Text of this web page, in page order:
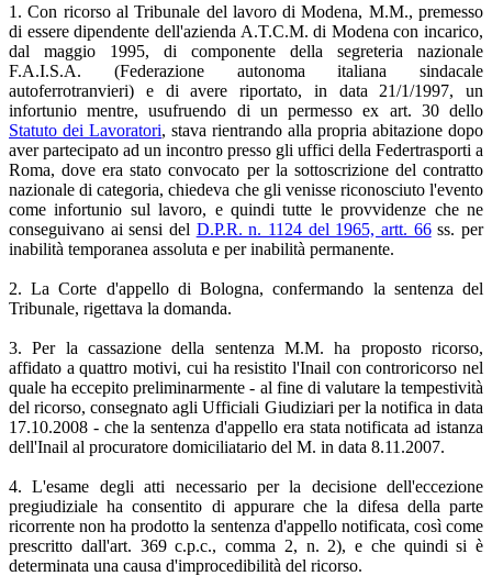
1. Con ricorso al Tribunale del lavoro di Modena, M.M., premesso
di essere dipendente dell'azienda A.T.C.M. di Modena con incarico,
dal maggio 1995, di componente della segreteria nazionale
F.A.I.S.A. (Federazione autonoma italiana sindacale
autoferrotranvieri) e di avere riportato, in data 21/1/1997, un
infortunio mentre, usufruendo di un permesso ex art. 30 dello
Statuto dei Lavoratori, stava rientrando alla propria abitazione dopo
aver partecipato ad un incontro presso gli uffici della Federtrasporti a
Roma, dove era stato convocato per la sottoscrizione del contratto
nazionale di categoria, chiedeva che gli venisse riconosciuto l'evento
come infortunio sul lavoro, e quindi tutte le provvidenze che ne
conseguivano ai sensi del D.P.R. n. 1124 del 1965, artt. 66ss. per
inabilità temporanea assoluta e per inabilità permanente.
2. La Corte d'appello di Bologna, confermando la sentenza del
Tribunale, rigettava la domanda.
3. Per la cassazione della sentenza M.M. ha proposto ricorso,
affidato a quattro motivi, cui ha resistito l'Inail con controricorso nel
quale ha eccepito preliminarmente - al fine di valutare la tempestività
del ricorso, consegnato agli Ufficiali Giudiziari per la notifica in data
17.10.2008 - che la sentenza d'appello era stata notificata ad istanza
dell'Inail al procuratore domiciliatario del M. in data 8.11.2007.
4. L'esame degli atti necessario per la decisione dell'eccezione
pregiudiziale ha consentito di appurare che la difesa della parte
ricorrente non ha prodotto la sentenza d'appello notificata, così come
prescritto dall'art. 369 c.p.c., comma 2, n. 2), e che quindi si è
determinata una causa d'improcedibilità del ricorso.